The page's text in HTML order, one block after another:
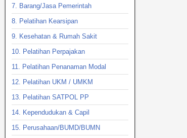
7. Barang/Jasa Pemerintah
8. Pelatihan Kearsipan
9. Kesehatan & Rumah Sakit
10. Pelatihan Perpajakan
11. Pelatihan Penanaman Modal
12. Pelatihan UKM / UMKM
13. Pelatihan SATPOL PP
14. Kependudukan & Capil
15. Perusahaan/BUMD/BUMN